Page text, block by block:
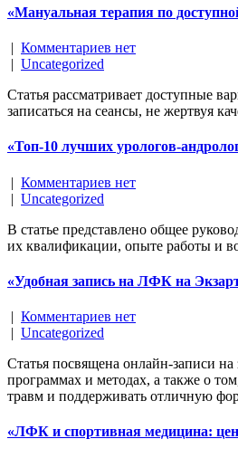
«Мануальная терапия по
| Комментариев нет
| Uncategorized
Статья рассматривает доступные
записаться на сеансы, не жертвуя
«Топ-10 лучших урологов-
| Комментариев нет
| Uncategorized
В статье представлено общее
их квалификации, опыте работы и
«Удобная запись на ЛФК на
| Комментариев нет
| Uncategorized
Статья посвящена онлайн-записи
программах и методах, а также о
травм и поддерживать отличную
«ЛФК и спортивная медицина: